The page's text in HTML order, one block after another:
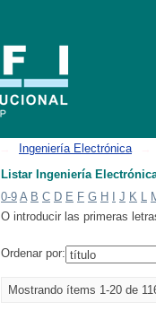
Ingeniería Electrónica
Listar Ingeniería
0-9 A B C D E F G H J K L
O introducir las primeras
Ordenar por:
Mostrando ítems 1-20 de